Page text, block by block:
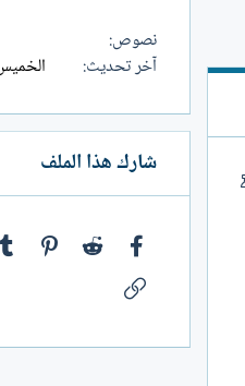
م
نصوص
آخر تحديث
الخميس في
شارك هذا الملف
فيسبوك Reddit